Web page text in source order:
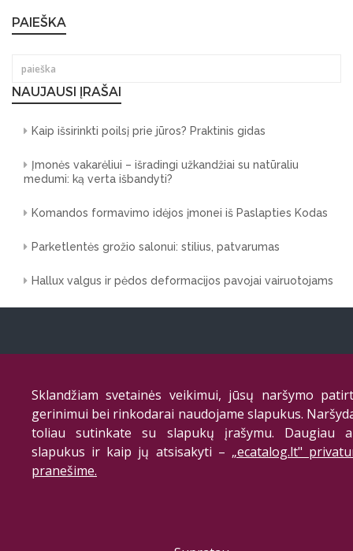
Sklandžiam svetainės veikimui, jūsų naršymo
gerinimui bei rinkodarai naudojame slapukus.
toliau sutinkate su slapukų įrašymu. Daugiau
slapukus ir kaip jų atsisakyti – „ecatalog.lt"
pranešime.
PAIEŠKA
NAUJAUSI ĮRAŠAI
Kaip išsirinkti poilsį prie jūros? Praktinis gidas
Įmonės vakarėliui – išradingi užkandžiai su natūraliu
medumi: ką verta išbandyti?
Komandos formavimo idėjos įmonei iš Paslapties Kodas
Parketlentės grožio salonui: stilius, patvarumas
Hallux valgus ir pėdos deformacijos pavojai vairuotojams